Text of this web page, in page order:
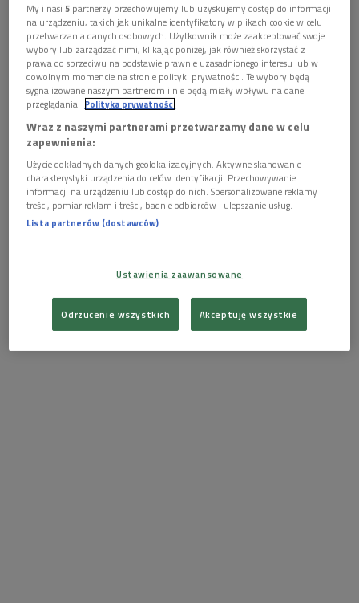
Jagoda Grondecka opisuje w swojej książce zbrojny marsz talibów na Kabul,
rozpad struktur republiki, dramatyczne próby ewakuacji cywilów i sytuację
afgańskich kobiet Foto: Monika Zając/PR2
>>>Posłuchaj audycji "Połączenie międzynarodowe"
Zbrojny marsz talibów na Kabul, rozpad struktur republiki,
dramatyczne próby ewakuacji cywilów, sytuacja kobiet,
którym odmówiono prawa do pracy i edukacji - to wszystko
Jagoda Grondeckaopisuje w książce"Emirat to my. Jak
talibowie wracali do władzy". Wdniu premieryreportażu
rozmawialiśmy z jego autorką.
My i nasi5 partnerzy przechowujemy lub uzyskujemy dostęp do informacji
na urządzeniu, takich jak unikalne identyfikatory w plikach cookie w celu
przetwarzania danych osobowych. Użytkownik może zaakceptować swoje
wybory lub zarządzać nimi, klikając poniżej, jak również skorzystać z
prawa do sprzeciwu na podstawie prawnie uzasadnionego interesu lub w
dowolnym momencie na stronie polityki prywatności. Te wybory będą
sygnalizowane naszym partnerom i nie będą miały wpływu na dane
przeglądania. Polityka prywatności
Wraz z naszymi partnerami przetwarzamy dane w celu
zapewnienia:
Użycie dokładnych danych geolokalizacyjnych. Aktywne skanowanie
charakterystyki urządzenia do celów identyfikacji. Przechowywanie
informacji na urządzeniu lub dostęp do nich. Spersonalizowane reklamy i
treści, pomiar reklam i treści, badnie odbiorców i ulepszanie usług.
Lista partnerów (dostawców)
Ustawienia zaawansowane
Odrzucenie wszystkich Akceptuję wszystkie